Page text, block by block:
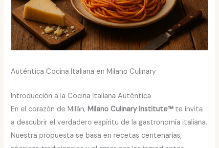
Auténtica Cocina Italiana en Milano Culinary
Introducción a la Cocina Italiana Auténtica
En el corazón de Milán,Milano Culinary Institute™te invita
a descubrir el verdadero espíritu de la gastronomía italiana.
Nuestra propuesta se basa en recetas centenarias,